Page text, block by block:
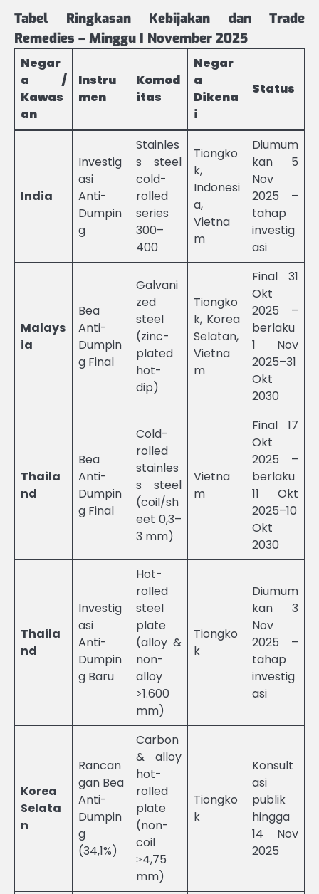
Tabel Ringkasan Kebijakan dan Trade
Remedies – Minggu I November 2025
Negar
a /
Kawas
an
Instru
men
Komod
itas
Negar
a
Dikena
i
Status
India
Investig
asi
Anti-
Dumpin
g
Stainles
s steel
cold-
rolled
series
300–
400
Tiongko
k,
Indonesi
a,
Vietna
m
Diumum
kan 5
Nov
2025 –
tahap
investig
asi
Malays
ia
Bea
Anti-
Dumpin
g Final
Galvani
zed
steel
(zinc-
plated
hot-
dip)
Tiongko
k, Korea
Selatan,
Vietna
m
Final 31
Okt
2025 –
berlaku
1 Nov
2025–31
Okt
2030
Thaila
nd
Bea
Anti-
Dumpin
g Final
Cold-
rolled
stainles
s steel
(coil/sh
eet 0,3–
3 mm)
Vietna
m
Final 17
Okt
2025 –
berlaku
11 Okt
2025–10
Okt
2030
Thaila
nd
Investig
asi
Anti-
Dumpin
g Baru
Hot-
rolled
steel
plate
(alloy &
non-
alloy
>1.600
mm)
Tiongko
k
Diumum
kan 3
Nov
2025 –
tahap
investig
asi
Korea
Selata
n
Rancan
gan Bea
Anti-
Dumpin
g
(34,1%)
Carbon
& alloy
hot-
rolled
plate
(non-
coil
≥4,75
mm)
Tiongko
k
Konsult
asi
publik
hingga
14 Nov
2025